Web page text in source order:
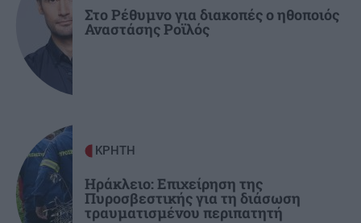
Το χωριό στην Ελλάδα που πήρε το όνομά του
επειδή δεν το βλέπει ο ήλιος (βίντεο)
Στο Ρέθυμνο για διακοπές ο ηθοποιός
Αναστάσης Ροϊλός
ΚΡΗΤΗ
Ηράκλειο: Επιχείρηση της
Πυροσβεστικής για τη διάσωση
τραυματισμένου περιπατητή